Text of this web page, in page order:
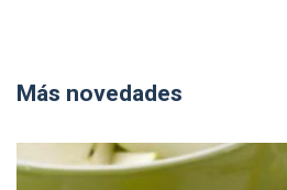
Más novedades